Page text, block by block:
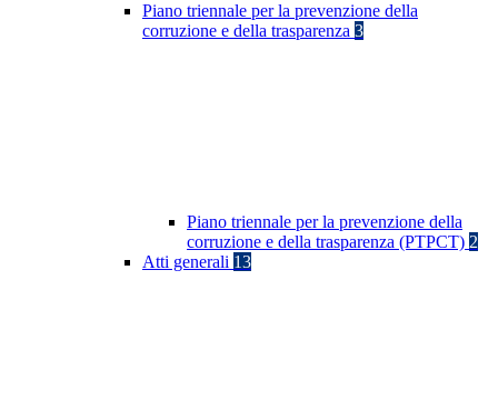
Piano triennale per la prevenzione della
corruzione e della trasparenza 3
Piano triennale per la prevenzione della
corruzione e della trasparenza (PTPCT) 2
Atti generali 13